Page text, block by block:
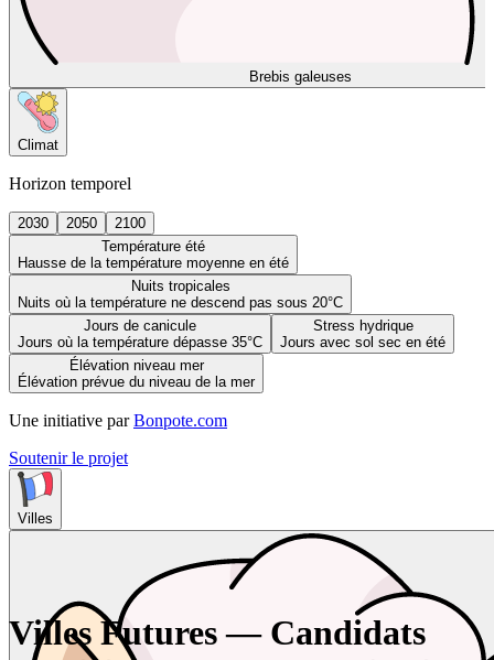
Brebis galeuses
Climat
Horizon temporel
2030 2050
2100
Température été
Hausse de la température moyenne en été
Nuits tropicales
Nuits où la température ne descend pas sous 20°C
Jours de canicule
Jours où la température dépasse 35°C
Stress hydrique
Jours avec sol sec en été
Élévation niveau mer
Élévation prévue du niveau de la mer
Une initiative par Bonpote.com
Soutenir le projet
Villes
Villes Futures — Candidats